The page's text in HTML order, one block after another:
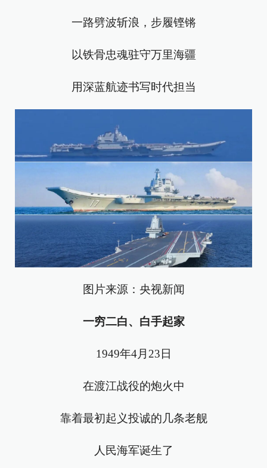
一路劈波斩浪，步履铿锵
以铁骨忠魂驻守万里海疆
用深蓝航迹书写时代担当
图片来源：央视新闻
一穷二白、白手起家
1949年4月23日
在渡江战役的炮火中
靠着最初起义投诚的几条老舰
人民海军诞生了